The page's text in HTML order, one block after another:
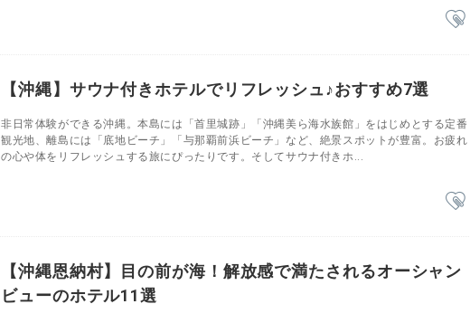
【沖縄】サウナ付きホテルでリフレッシュ♪おすすめ7選
非日常体験ができる沖縄。本島には「首里城跡」「沖縄美ら海水族館」をはじめとする定番
観光地、離島には「底地ビーチ」「与那覇前浜ビーチ」など、絶景スポットが豊富。お疲れ
の心や体をリフレッシュする旅にぴったりです。そしてサウナ付きホ...
【沖縄恩納村】目の前が海！解放感で満たされるオーシャン
ビューのホテル11選